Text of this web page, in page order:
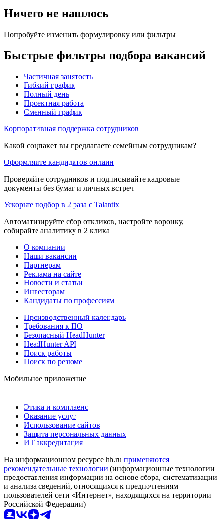
Ничего не нашлось
Попробуйте изменить формулировку или фильтры
Быстрые фильтры подбора вакансий
Частичная занятость
Гибкий график
Полный день
Проектная работа
Сменный график
Корпоративная поддержка сотрудников
Какой соцпакет вы предлагаете семейным сотрудникам?
Оформляйте кандидатов онлайн
Проверяйте сотрудников и подписывайте кадровые
документы без бумаг и личных встреч
Ускорьте подбор в 2 раза с Talantix
Автоматизируйте сбор откликов, настройте воронку,
собирайте аналитику в 2 клика
О компании
Наши вакансии
Партнерам
Реклама на сайте
Новости и статьи
Инвесторам
Кандидаты по профессиям
Производственный календарь
Требования к ПО
Безопасный HeadHunter
HeadHunter API
Поиск работы
Поиск по резюме
Мобильное приложение
Этика и комплаенс
Оказание услуг
Использование сайтов
Защита персональных данных
ИТ аккредитация
На информационном ресурсе hh.ru применяются
рекомендательные технологии (информационные технологии
предоставления информации на основе сбора, систематизации
и анализа сведений, относящихся к предпочтениям
пользователей сети «Интернет», находящихся на территории
Российской Федерации)